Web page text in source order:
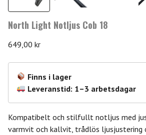
North Light Notljus Cob 18
649,00 kr
Finns i lager
Leveranstid: 1–3 arbetsdagar
Kompatibelt och stilfullt notljus med
varmvit och kallvit, trådlös ljusjustering